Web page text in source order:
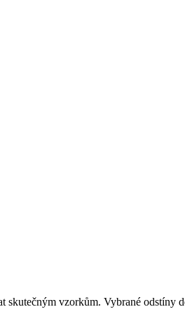
skutečným vzorkům. Vybrané